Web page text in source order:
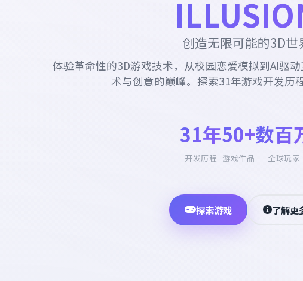
创造无限可能的3D世
体验革命性的3D游戏技术，从校园恋爱模拟到AI驱
术与创意的巅峰。探索31年游戏开发历
31年
开发历程
50+
游戏作品
数百
全球玩家
探索游戏 了解更